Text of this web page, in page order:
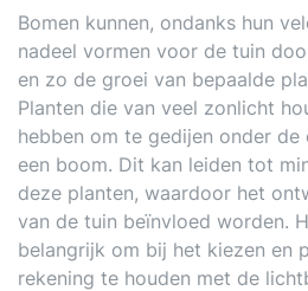
Bomen kunnen, ondanks hun
nadeel vormen voor de tuin
en zo de groei van bepaalde
Planten die van veel zonlicht
hebben om te gedijen onder
een boom. Dit kan leiden tot
deze planten, waardoor het
van de tuin beïnvloed worden.
belangrijk om bij het kiezen en
rekening te houden met de